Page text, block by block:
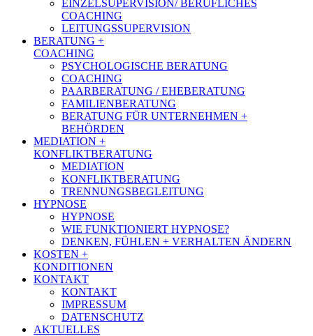
EINZELSUPERVISION/ BERUFLICHES
COACHING
LEITUNGSSUPERVISION
BERATUNG +
COACHING
PSYCHOLOGISCHE BERATUNG
COACHING
PAARBERATUNG / EHEBERATUNG
FAMILIENBERATUNG
BERATUNG FÜR UNTERNEHMEN +
BEHÖRDEN
MEDIATION +
KONFLIKTBERATUNG
MEDIATION
KONFLIKTBERATUNG
TRENNUNGSBEGLEITUNG
HYPNOSE
HYPNOSE
WIE FUNKTIONIERT HYPNOSE?
DENKEN, FÜHLEN + VERHALTEN ÄNDERN
KOSTEN +
KONDITIONEN
KONTAKT
KONTAKT
IMPRESSUM
DATENSCHUTZ
AKTUELLES